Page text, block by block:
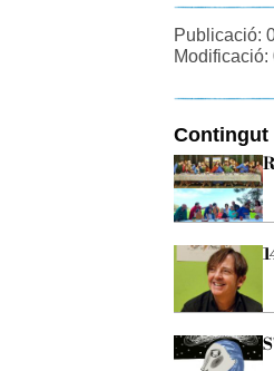
Publicació:
Modificació:
Contingut